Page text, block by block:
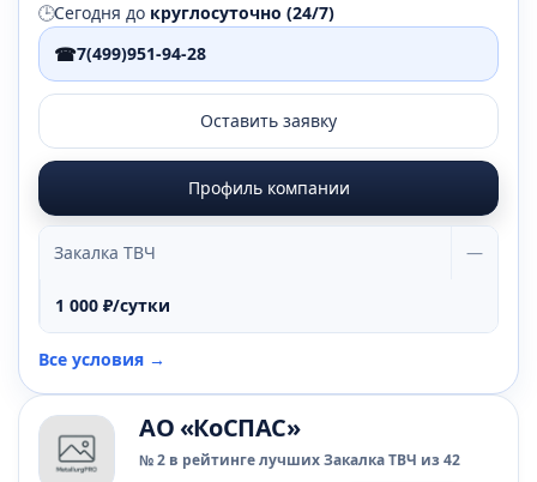
🕒Сегодня до круглосуточно (24/7)
☎7(499)951-94-28
Оставить заявку
Профиль компании
Закалка ТВЧ —
1 000 ₽/сутки
Все условия →
АО «КоСПАС»
№ 2 в рейтинге лучших Закалка ТВЧ из 42